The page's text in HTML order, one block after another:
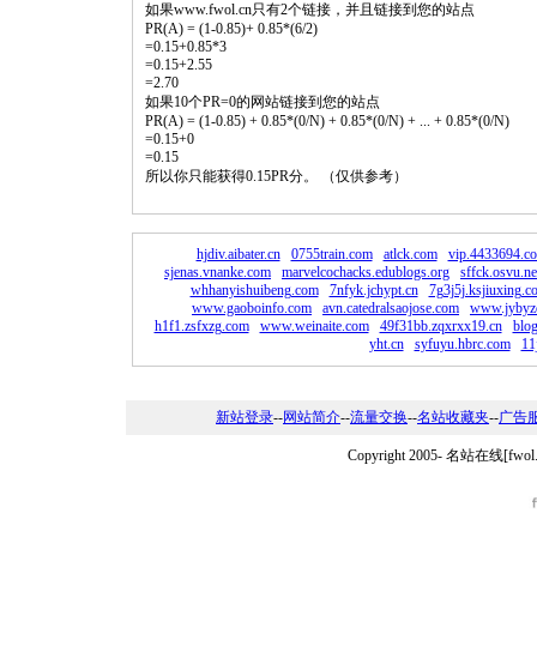
如果www.fwol.cn只有2个链接，并且链接到您的站点
PR(A) = (1-0.85)+ 0.85*(6/2)
=0.15+0.85*3
=0.15+2.55
=2.70
如果10个PR=0的网站链接到您的站点
PR(A) = (1-0.85) + 0.85*(0/N) + 0.85*(0/N) + ... + 0.85*(0/N)
=0.15+0
=0.15
所以你只能获得0.15PR分。 （仅供参考）
hjdiv.aibater.cn 0755train.com atlck.com
sjenas.vnanke.com
marvelcochacks.edublogs.org
whhanyishuibeng.com
7nfyk.jchypt.cn
www.gaoboinfo.com
avn.catedralsaojose.com
h1f1.zsfxzg.com
www.weinaite.com 49f31bb.zqxrxx19.cn
yht.cn
syfuyu.hbrc.com
新站登录--网站简介--流量交换--名站收藏夹--广告
Copyright 2005- 名站在线